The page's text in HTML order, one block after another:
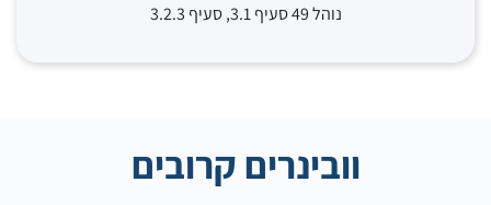
נוהל 49 סעיף 3.1, סעיף 3.2.3
וובינרים קרובים